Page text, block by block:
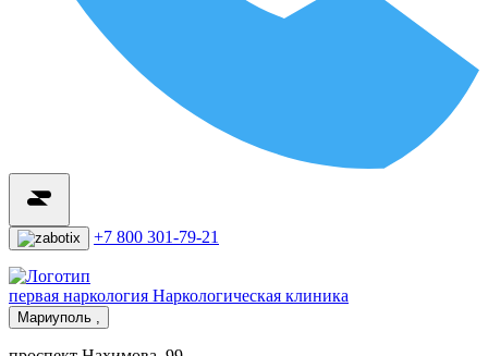
+7 800 301-79-21
первая наркология Наркологическая клиника
Мариуполь ,